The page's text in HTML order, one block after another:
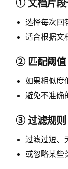
① 文档片段
选择每次回
适合根据文
② 匹配阈值
如果相似度
避免不准确
③ 过滤规则
过滤过短、
或忽略某些